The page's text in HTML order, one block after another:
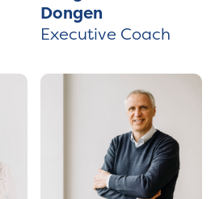
Dongen
Executive Coach